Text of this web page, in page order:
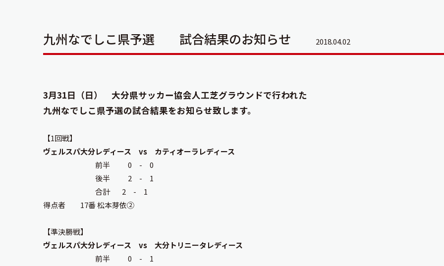
九州なでしこ県予選 試合結果のお知らせ 2018.04.02
3月31日（日） 大分県サッカー協会人工芝グラウンドで行われた
九州なでしこ県予選の試合結果をお知らせ致します。
【1回戦】
ヴェルスパ大分レディース vs カティオーラレディース
前半 0 - 0
後半 2 - 1
合計 2 - 1
得点者 17番 松本芽依②
【準決勝戦】
ヴェルスパ大分レディース vs 大分トリニータレディース
前半 0 - 1